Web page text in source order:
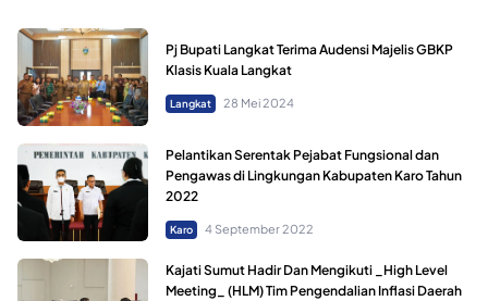
Pj Bupati Langkat Terima Audensi Majelis GBKP
Klasis Kuala Langkat
Langkat 28 Mei 2024
Pelantikan Serentak Pejabat Fungsional dan
Pengawas di Lingkungan Kabupaten Karo Tahun
2022
Karo 4 September 2022
Kajati Sumut Hadir Dan Mengikuti _High Level
Meeting_ (HLM) Tim Pengendalian Inflasi Daerah